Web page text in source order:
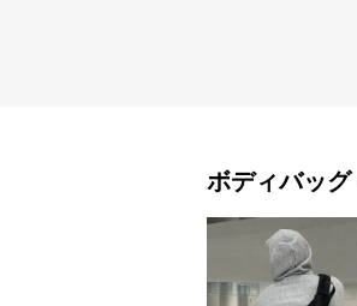
ボディバッグ